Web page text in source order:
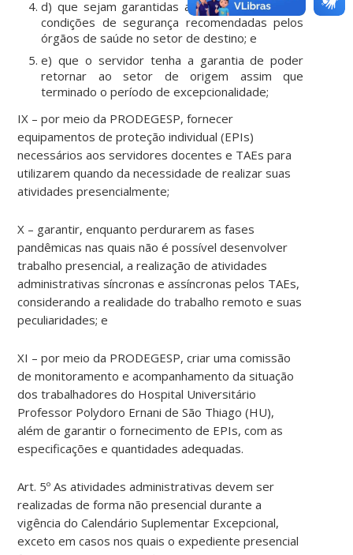
d) que sejam garantidas ao servidor todas as
condições de segurança recomendadas pelos
órgãos de saúde no setor de destino; e
e) que o servidor tenha a garantia de poder
retornar ao setor de origem assim que
terminado o período de excepcionalidade;
IX – por meio da PRODEGESP, fornecer
equipamentos de proteção individual (EPIs)
necessários aos servidores docentes e TAEs para
utilizarem quando da necessidade de realizar suas
atividades presencialmente;
X – garantir, enquanto perdurarem as fases
pandêmicas nas quais não é possível desenvolver
trabalho presencial, a realização de atividades
administrativas síncronas e assíncronas pelos TAEs,
considerando a realidade do trabalho remoto e suas
peculiaridades; e
XI – por meio da PRODEGESP, criar uma comissão
de monitoramento e acompanhamento da situação
dos trabalhadores do Hospital Universitário
Professor Polydoro Ernani de São Thiago (HU),
além de garantir o fornecimento de EPIs, com as
especificações e quantidades adequadas.
Art. 5º As atividades administrativas devem ser
realizadas de forma não presencial durante a
vigência do Calendário Suplementar Excepcional,
exceto em casos nos quais o expediente presencial